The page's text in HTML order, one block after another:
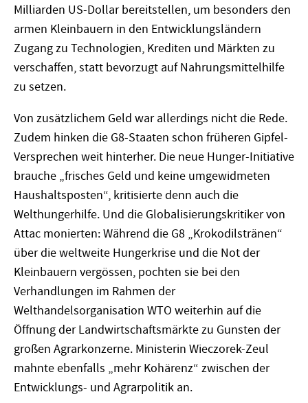
Milliarden US-Dollar bereitstellen, um besonders den
armen Kleinbauern in den Entwicklungsländern
Zugang zu Technologien, Krediten und Märkten zu
verschaffen, statt bevorzugt auf Nahrungsmittelhilfe
zu setzen.
Von zusätzlichem Geld war allerdings nicht die Rede.
Zudem hinken die G8-Staaten schon früheren Gipfel-
Versprechen weit hinterher. Die neue Hunger-Initiative
brauche „frisches Geld und keine umgewidmeten
Haushaltsposten“, kritisierte denn auch die
Welthungerhilfe. Und die Globalisierungskritiker von
Attac monierten: Während die G8 „Krokodilstränen“
über die weltweite Hungerkrise und die Not der
Kleinbauern vergössen, pochten sie bei den
Verhandlungen im Rahmen der
Welthandelsorganisation WTO weiterhin auf die
Öffnung der Landwirtschaftsmärkte zu Gunsten der
großen Agrarkonzerne. Ministerin Wieczorek-Zeul
mahnte ebenfalls „mehr Kohärenz“ zwischen der
Entwicklungs- und Agrarpolitik an.